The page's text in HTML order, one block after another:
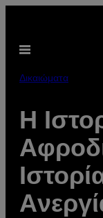
περιεχόμενο
Ανοίξτε
Δικαιώματα
Η